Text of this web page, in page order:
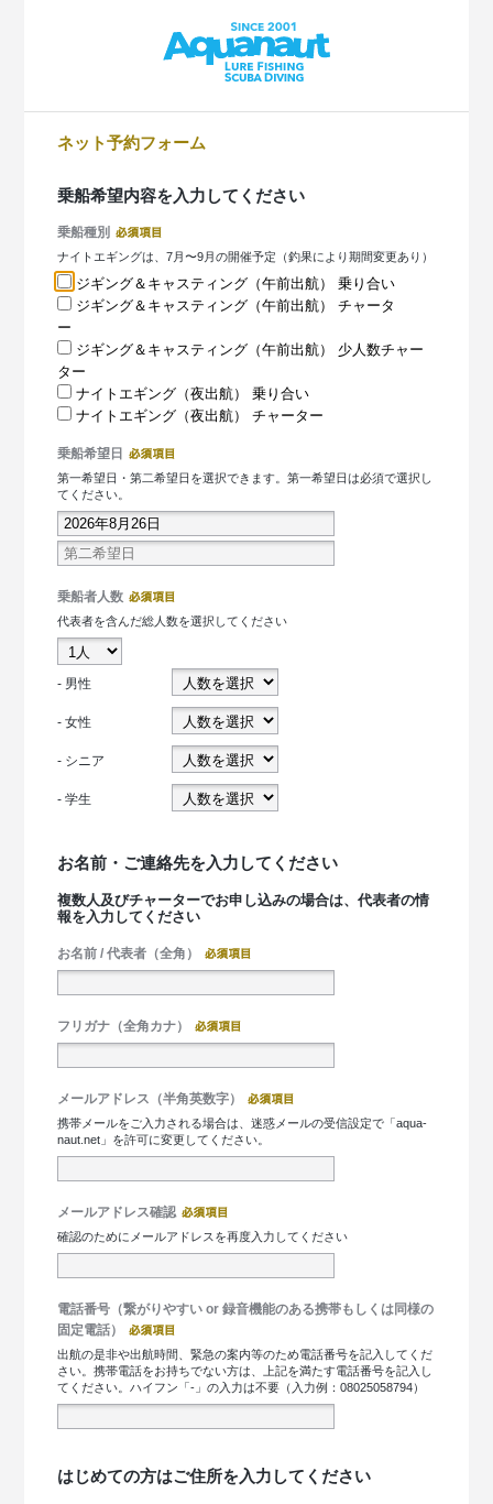
ネット予約フォーム
乗船希望内容を入力してください
乗船種別
ナイトエギングは、7月〜9月の開催予定（釣果により期間変更あり）
ジギング＆キャスティング（午前出航） 乗り合い
ジギング＆キャスティング（午前出航） チャータ
ー
ジギング＆キャスティング（午前出航） 少人数チャー
ター
ナイトエギング（夜出航） 乗り合い
ナイトエギング（夜出航） チャーター
乗船希望日
第一希望日・第二希望日を選択できます。第一希望日は必須で選択し
てください。
乗船者人数
代表者を含んだ総人数を選択してください
- 男性
- 女性
- シニア
- 学生
お名前・ご連絡先を入力してください
複数人及びチャーターでお申し込みの場合は、代表者の情
報を入力してください
お名前 / 代表者（全角）
フリガナ（全角カナ）
メールアドレス（半角英数字）
携帯メールをご入力される場合は、迷惑メールの受信設定で「aqua-
naut.net」を許可に変更してください。
メールアドレス確認
確認のためにメールアドレスを再度入力してください
電話番号（繋がりやすい or 録音機能のある携帯もしくは同様の
固定電話）
出航の是非や出航時間、緊急の案内等のため電話番号を記入してくだ
さい。携帯電話をお持ちでない方は、上記を満たす電話番号を記入し
てください。ハイフン「-」の入力は不要（入力例：08025058794）
はじめての方はご住所を入力してください